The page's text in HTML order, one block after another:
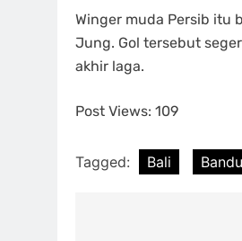
Winger muda Persib itu
Jung. Gol tersebut
akhir laga.
Post Views: 109
Tagged: Bali